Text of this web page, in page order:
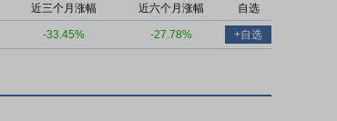
近三个月涨幅 近六个月涨幅 自选
-33.45% -27.78% +自选